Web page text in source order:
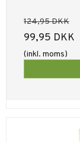
124,95 DKK
99,95 DKK
(inkl. moms)